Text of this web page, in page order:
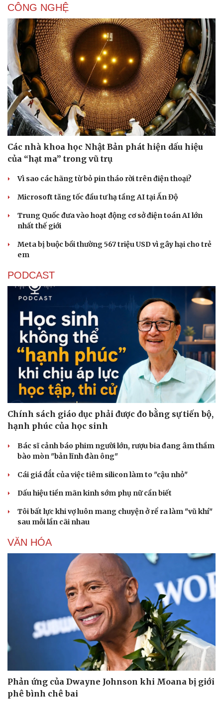
Văn hóa
Sân khấu - Điện ảnh
Văn học
Di sản
Giải trí
Nghệ sĩ
CÔNG NGHỆ
Các nhà khoa học Nhật Bản phát hiện dấu hiệu
của “hạt ma” trong vũ trụ
Vì sao các hãng từ bỏ pin tháo rời trên điện thoại?
Microsoft tăng tốc đầu tư hạ tầng AI tại Ấn Độ
Trung Quốc đưa vào hoạt động cơ sở điện toán AI lớn
nhất thế giới
Meta bị buộc bồi thường 567 triệu USD vì gây hại cho trẻ
em
PODCAST
Chính sách giáo dục phải được đo bằng sự tiến bộ,
hạnh phúc của học sinh
Bác sĩ cảnh báo phim người lớn, rượu bia đang âm thầm
bào mòn "bản lĩnh đàn ông"
Cái giá đắt của việc tiêm silicon làm to "cậu nhỏ"
Dấu hiệu tiền mãn kinh sớm phụ nữ cần biết
Tôi bất lực khi vợ luôn mang chuyện ở rể ra làm "vũ khí"
sau mỗi lần cãi nhau
VĂN HÓA
Phản ứng của Dwayne Johnson khi Moana bị giới
phê bình chê bai